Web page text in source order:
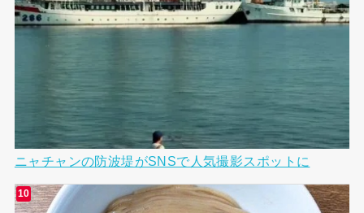
ニャチャンの防波堤がSNSで人気撮影スポットに